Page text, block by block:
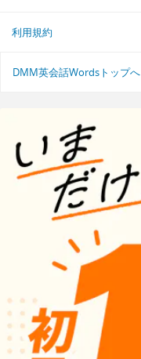
利用規約
DMM英会話Wordsトップへ